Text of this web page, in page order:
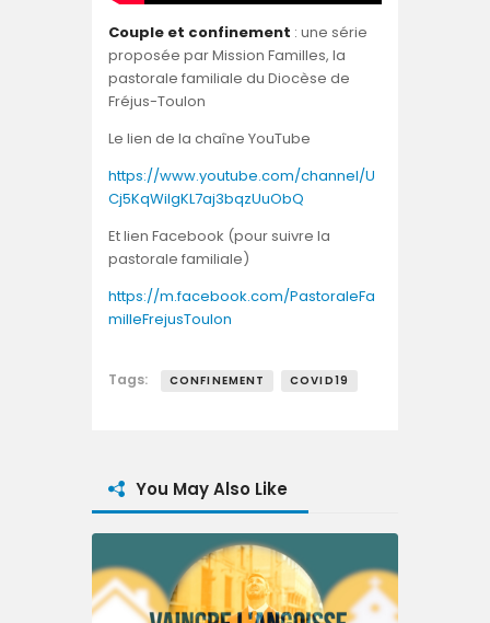
Couple et confinement : une série
proposée par Mission Familles, la
pastorale familiale du Diocèse de
Fréjus-Toulon
Le lien de la chaîne YouTube
https://www.youtube.com/channel/U
Cj5KqWilgKL7aj3bqzUuObQ
Et lien Facebook (pour suivre la
pastorale familiale)
https://m.facebook.com/PastoraleFa
milleFrejusToulon
Tags: CONFINEMENT COVID19
You May Also Like